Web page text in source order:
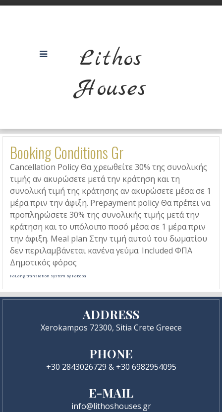
Lithos
Houses
Booking Conditions Gr
Cancellation Policy Θα χρεωθείτε 30% της συνολικής
τιμής αν ακυρώσετε μετά την κράτηση και τη
συνολική τιμή της κράτησης αν ακυρώσετε μέσα σε 1
μέρα πριν την άφιξη. Prepayment policy Θα πρέπει να
προπληρώσετε 30% της συνολικής τιμής μετά την
κράτηση και το υπόλοιπο ποσό μέσα σε 1 μέρα πριν
την άφιξη. Meal plan Στην τιμή αυτού του δωματίου
δεν περιλαμβάνεται κανένα γεύμα. Included ΦΠΑ
Δημοτικός φόρος
FaLang translation system by Faboba
ADDRESS
Xerokampos 72300, Sitia Crete Greece
PHONE
+30 2843026729 & +30 6982954095
E-MAIL
info@lithoshouses.gr